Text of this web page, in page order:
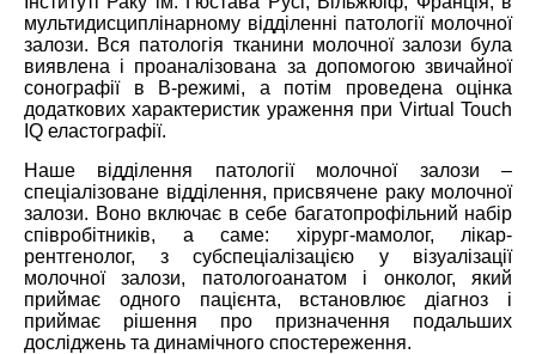
мультидисциплінарному відділенні патології молочної
залози. Вся патологія тканини молочної залози була
виявлена і проаналізована за допомогою звичайної
сонографії в B-режимі, а потім проведена оцінка
додаткових характеристик ураження при Virtual Touch
IQ еластографії.
Наше відділення патології молочної залози –
спеціалізоване відділення, присвячене раку молочної
залози. Воно включає в себе багатопрофільний набір
співробітників, а саме: хірург-мамолог, лікар-
рентгенолог, з субспеціалізацією у візуалізації
молочної залози, патологоанатом і онколог, який
приймає одного пацієнта, встановлює діагноз і
приймає рішення про призначення подальших
досліджень та динамічного спостереження.